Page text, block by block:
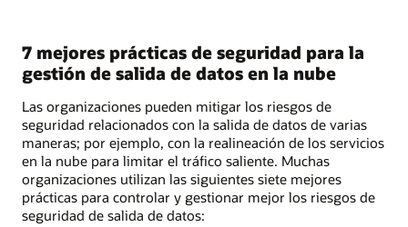
7 mejores prácticas de seguridad para la
gestión de salida de datos en la nube
Las organizaciones pueden mitigar los riesgos de
seguridad relacionados con la salida de datos de varias
maneras; por ejemplo, con la realineación de los servicios
en la nube para limitar el tráfico saliente. Muchas
organizaciones utilizan las siguientes siete mejores
prácticas para controlar y gestionar mejor los riesgos de
seguridad de salida de datos: